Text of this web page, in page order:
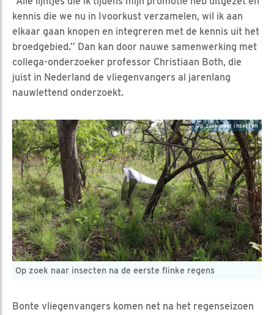
kennis die we nu in Ivoorkust verzamelen, wil ik aan
elkaar gaan knopen en integreren met de kennis uit het
broedgebied.” Dan kan door nauwe samenwerking met
collega-onderzoeker professor Christiaan Both, die
juist in Nederland de vliegenvangers al jarenlang
nauwlettend onderzoekt.
Op zoek naar insecten na de eerste flinke regens
Op zoek naar insecten
Bonte vliegenvangers komen net na het regenseizoen